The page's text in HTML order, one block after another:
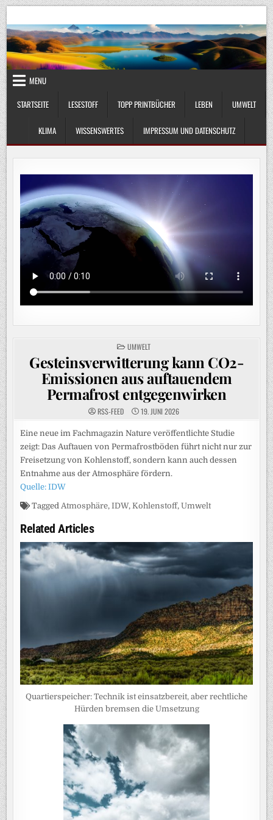
Skip
to
content
UmweltKlima.com
MENU
STARTSEITE
LESESTOFF TOPP PRINTBÜCHER LEBEN UMWELT
KLIMA WISSENSWERTES IMPRESSUM UND DATENSCHUTZ
POSTED
IN
UMWELT
Gesteinsverwitterung kann CO2-
Emissionen aus auftauendem
Permafrost entgegenwirken
RSS-FEED 19. JUNI 2026
Eine neue im Fachmagazin Nature veröffentlichte Studie
zeigt: Das Auftauen von Permafrostböden führt nicht nur zur
Freisetzung von Kohlenstoff, sondern kann auch dessen
Entnahme aus der Atmosphäre fördern.
Quelle: IDW
TaggedAtmosphäre,IDW,Kohlenstoff,Umwelt
Related Articles
Quartierspeicher: Technik ist einsatzbereit, aber rechtliche
Hürden bremsen die Umsetzung